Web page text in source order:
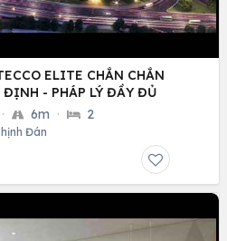
ELITE CHẮN CHẮN
- PHÁP LÝ ĐẦY ĐỦ
· 6m · 2
Đán